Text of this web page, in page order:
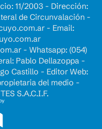
11/2003 - Dirección:
de Circunvalación -
- Email:
- Whatsapp: (054)
Pablo Dellazoppa -
Castillo - Editor Web:
del medio -
S.A.C.I.F.